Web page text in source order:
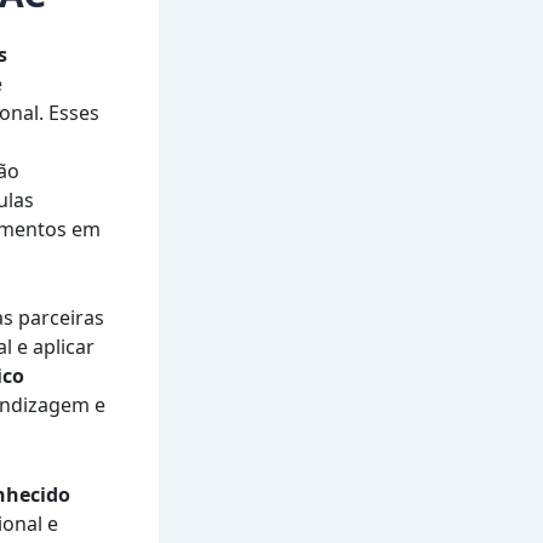
Esses
em
parceiras
e aplicar
e
e